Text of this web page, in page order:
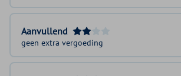
Aanvullend
geen extra vergoeding